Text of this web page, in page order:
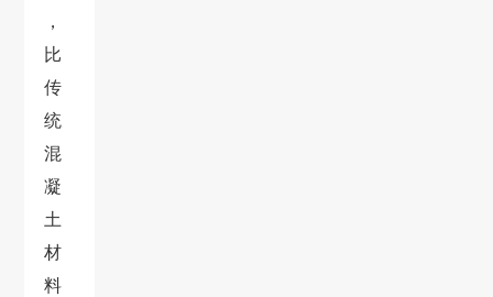
，
比
传
统
混
凝
土
材
料